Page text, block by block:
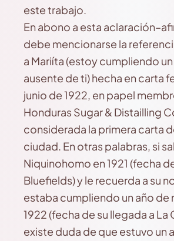
este trabajo.
En abono a esta
debe mencionarse la
a Mariíta (estoy cumpliendo
ausente de ti) hecha en carta
junio de 1922, en papel
Honduras Sugar & Distailling
considerada la primera carta
ciudad. En otras palabras, si
Niquinohomo en 1921 (fecha
Bluefields) y le recuerda a su
estaba cumpliendo un año de
1922 (fecha de su llegada a La
existe duda de que estuvo un